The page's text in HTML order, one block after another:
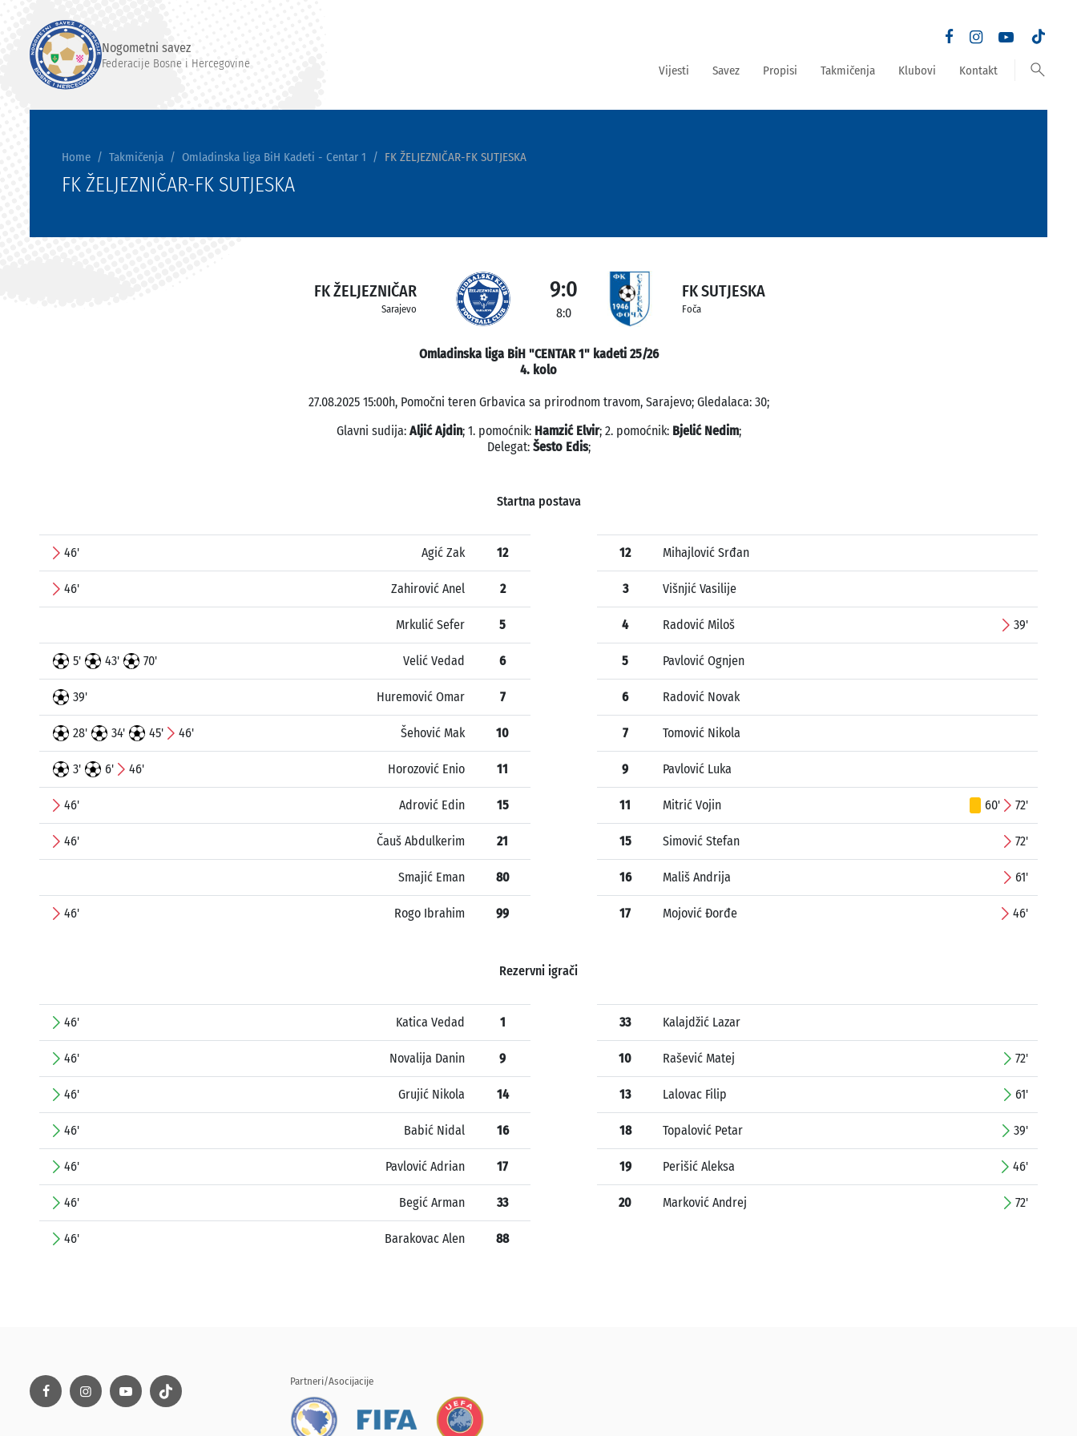
Nogometni savez
Federacije Bosne i Hercegovine Vijesti Savez Propisi Takmičenja Klubovi Kontakt search
Home Takmičenja Omladinska liga BiH Kadeti - Centar 1 FK ŽELJEZNIČAR-FK SUTJESKA
FK ŽELJEZNIČAR-FK SUTJESKA
FK ŽELJEZNIČAR
Sarajevo
9:0
8:0
FK SUTJESKA
Foča
Omladinska liga BiH "CENTAR 1" kadeti 25/26
4. kolo
27.08.2025 15:00h, Pomočni teren Grbavica sa prirodnom travom, Sarajevo; Gledalaca: 30;
Glavni sudija: Aljić Ajdin; 1. pomoćnik: Hamzić Elvir; 2. pomoćnik: Bjelić Nedim;
Delegat: Šesto Edis;
Startna postava
46' Agić Zak 12
46' Zahirović Anel 2
Mrkulić Sefer 5
5' 43' 70' Velić Vedad 6
39' Huremović Omar 7
28' 34' 45' 46' Šehović Mak 10
3' 6' 46' Horozović Enio 11
46' Adrović Edin 15
46' Čauš Abdulkerim 21
Smajić Eman 80
46' Rogo Ibrahim 99
12 Mihajlović Srđan
3 Višnjić Vasilije
4 Radović Miloš 39'
5 Pavlović Ognjen
6 Radović Novak
7 Tomović Nikola
9 Pavlović Luka
11 Mitrić Vojin 60' 72'
15 Simović Stefan 72'
16 Mališ Andrija 61'
17 Mojović Đorđe 46'
Rezervni igrači
46' Katica Vedad 1
46' Novalija Danin 9
46' Grujić Nikola 14
46' Babić Nidal 16
46' Pavlović Adrian 17
46' Begić Arman 33
46' Barakovac Alen 88
33 Kalajdžić Lazar
10 Rašević Matej 72'
13 Lalovac Filip 61'
18 Topalović Petar 39'
19 Perišić Aleksa 46'
20 Marković Andrej 72'
Partneri/Asocijacije